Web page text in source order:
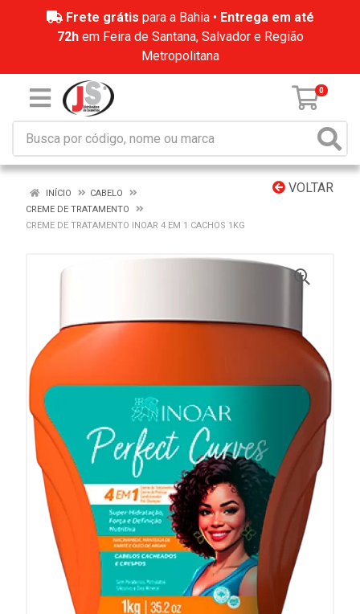
Frete grátis para a Bahia • Entrega em até
72hem Feira de Santana, Salvador e Região
Metropolitana
0
VOLTAR
INÍCIO
CABELO
CREME DE TRATAMENTO
CREME DE TRATAMENTO INOAR 4 EM 1 CACHOS 1KG